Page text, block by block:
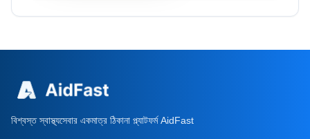
বিশ্বস্ত স্বাস্থ্যসেবার একমাত্র ঠিকানা প্ল্যাটফর্ম AidFast